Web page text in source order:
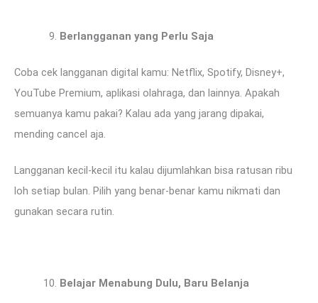
Berlangganan yang Perlu Saja
Coba cek langganan digital kamu: Netflix, Spotify, Disney+,
YouTube Premium, aplikasi olahraga, dan lainnya. Apakah
semuanya kamu pakai? Kalau ada yang jarang dipakai,
mending cancel aja.
Langganan kecil-kecil itu kalau dijumlahkan bisa ratusan ribu
loh setiap bulan. Pilih yang benar-benar kamu nikmati dan
gunakan secara rutin.
Belajar Menabung Dulu, Baru Belanja